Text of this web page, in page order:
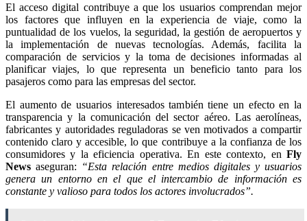
El acceso digital contribuye a que los usuarios comprendan mejor
los factores que influyen en la experiencia de viaje, como la
puntualidad de los vuelos, la seguridad, la gestión de aeropuertos y
la implementación de nuevas tecnologías. Además, facilita la
comparación de servicios y la toma de decisiones informadas al
planificar viajes, lo que representa un beneficio tanto para los
pasajeros como para las empresas del sector.
El aumento de usuarios interesados también tiene un efecto en la
transparencia y la comunicación del sector aéreo. Las aerolíneas,
fabricantes y autoridades reguladoras se ven motivados a compartir
contenido claro y accesible, lo que contribuye a la confianza de los
consumidores y la eficiencia operativa. En este contexto, en Fly
News aseguran: “Esta relación entre medios digitales y usuarios
genera un entorno en el que el intercambio de información es
constante y valioso para todos los actores involucrados”.